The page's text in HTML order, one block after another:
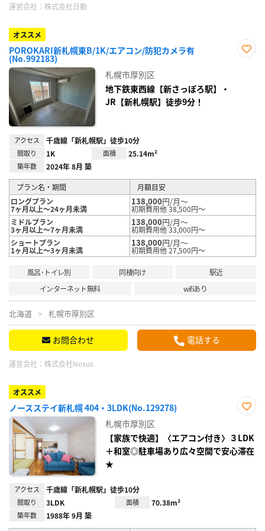
運営会社： 株式会社日動
オススメ
POROKARI新札幌東B/1K/エアコン/防犯カメラ有
(No.992183)
札幌市厚別区
地下鉄東西線【新さっぽろ駅】・
JR【新札幌駅】徒歩9分！
アクセス 千歳線「新札幌駅」徒歩10分
間取り 1K 面積 25.14m²
築年数 2024年 8月 築
プラン名・期間
月額目安
ロングプラン
7ヶ月以上～24ヶ月未満
138,000円/月～
初期費用他 38,500円～
ミドルプラン
3ヶ月以上～7ヶ月未満
138,000円/月～
初期費用他 33,000円～
ショートプラン
1ヶ月以上～3ヶ月未満
138,000円/月～
初期費用他 27,500円～
風呂･トイレ別 同棲向け
駅近
インターネット無料
wifiあり
北海道 札幌市厚別区
お問合わせ 電話する
運営会社： 株式会社Nexus
オススメ
ノースステイ新札幌 404・3LDK(No.129278)
り登
録
札幌市厚別区
【家族で快適】〈エアコン付き〉３LDK
＋和室◎駐車場あり広々空間で安心滞在
★
アクセス 千歳線「新札幌駅」徒歩10分
間取り 3LDK 面積 70.38m²
築年数 1988年 9月 築